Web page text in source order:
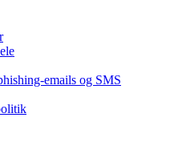
emails og SMS